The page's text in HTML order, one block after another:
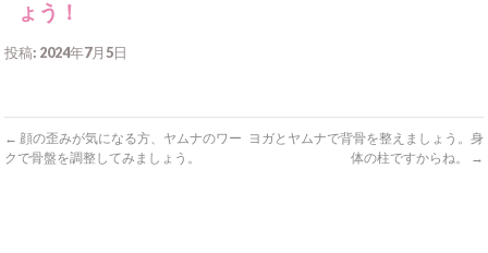
ょう！
投稿: 2024年7月5日
← 顔の歪みが気になる方、ヤムナのワー
クで骨盤を調整してみましょう。
ヨガとヤムナで背骨を整えましょう。身
体の柱ですからね。
→